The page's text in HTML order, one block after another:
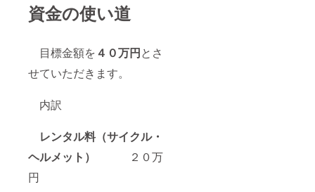
資金の使い道
目標金額を４０万円とさ
せていただきます。
内訳
レンタル料（サイクル・
ヘルメット）
２０万
円